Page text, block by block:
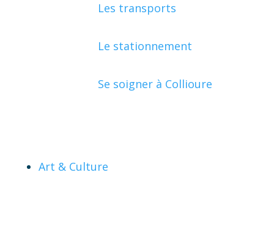
Les transports
Le stationnement
Se soigner à Collioure
Art & Culture